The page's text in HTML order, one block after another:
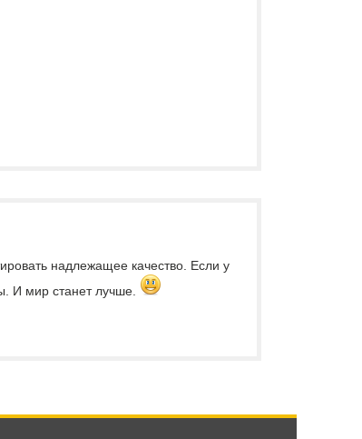
надлежащее качество. Если у
И мир станет лучше.